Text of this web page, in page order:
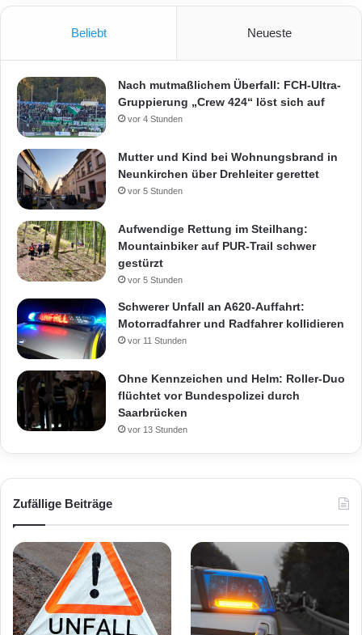
Beliebt Neueste
Nach mutmaßlichem Überfall: FCH-Ultra-
Gruppierung „Crew 424“ löst sich auf
vor 4 Stunden
Mutter und Kind bei Wohnungsbrand in
Neunkirchen über Drehleiter gerettet
vor 5 Stunden
Aufwendige Rettung im Steilhang:
Mountainbiker auf PUR-Trail schwer
gestürzt
vor 5 Stunden
Schwerer Unfall an A620-Auffahrt:
Motorradfahrer und Radfahrer kollidieren
vor 11 Stunden
Ohne Kennzeichen und Helm: Roller-Duo
flüchtet vor Bundespolizei durch
Saarbrücken
vor 13 Stunden
Zufällige Beiträge